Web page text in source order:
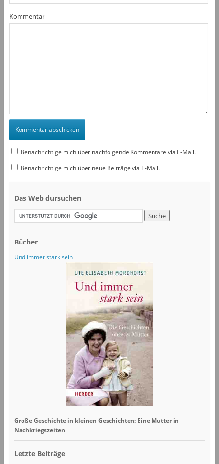
Kommentar
Benachrichtige mich über nachfolgende Kommentare via E-Mail.
Benachrichtige mich über neue Beiträge via E-Mail.
Das Web dursuchen
Bücher
Und immer stark sein
Große Geschichte in kleinen Geschichten: Eine Mutter in
Nachkriegszeiten
Letzte Beiträge